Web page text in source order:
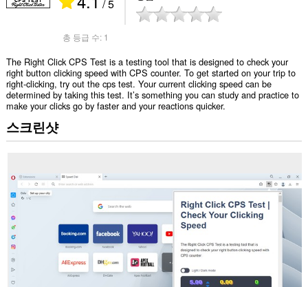
/ 5
총 등급 수: 1
The Right Click CPS Test is a testing tool that is designed to check your
right button clicking speed with CPS counter. To get started on your trip to
right-clicking, try out the cps test. Your current clicking speed can be
determined by taking this test. It’s something you can study and practice to
make your clicks go by faster and your reactions quicker.
스크린샷